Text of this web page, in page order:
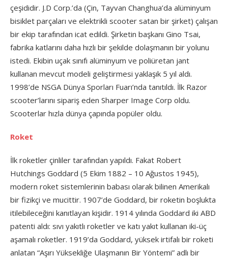
çeşididir. J.D Corp.’da (Çin, Tayvan Changhua’da alüminyum
bisiklet parçaları ve elektrikli scooter satan bir şirket) çalışan
bir ekip tarafından icat edildi. Şirketin başkanı Gino Tsai,
fabrika katlarını daha hızlı bir şekilde dolaşmanın bir yolunu
istedi. Ekibin uçak sınıfı alüminyum ve poliüretan jant
kullanan mevcut modeli geliştirmesi yaklaşık 5 yıl aldı.
1998’de NSGA Dünya Sporları Fuarı’nda tanıtıldı. İlk Razor
scooter’larını sipariş eden Sharper Image Corp oldu.
Scooterlar hızla dünya çapında popüler oldu.
Roket
İlk roketler çinliler tarafından yapıldı. Fakat Robert
Hutchings Goddard (5 Ekim 1882 – 10 Ağustos 1945),
modern roket sistemlerinin babası olarak bilinen Amerikalı
bir fizikçi ve mucittir. 1907’de Goddard, bir roketin boşlukta
itilebileceğini kanıtlayan kişidir. 1914 yılında Goddard iki ABD
patenti aldı: sıvı yakıtlı roketler ve katı yakıt kullanan iki-üç
aşamalı roketler. 1919’da Goddard, yüksek irtifalı bir roketi
anlatan “Aşırı Yüksekliğe Ulaşmanın Bir Yöntemi” adlı bir